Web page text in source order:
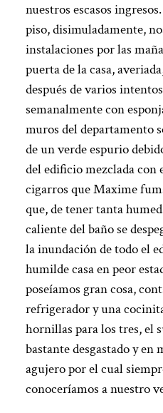
nuestros escasos
piso, disimuladamente,
instalaciones por las
puerta de la casa,
después de varios
semanalmente con
muros del departamento
de un verde espurio
del edificio mezclada con
cigarros que Maxime
que, de tener tanta
caliente del baño se
la inundación de todo el
humilde casa en peor
poseíamos gran cosa,
refrigerador y una
hornillas para los tres, el
bastante desgastado y en
agujero por el cual
conoceríamos a nuestro